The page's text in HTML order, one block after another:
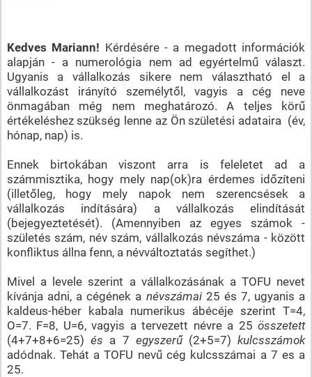
Kedves Mariann! Kérdésére - a megadott információk
alapján - a numerológia nem ad egyértelmű választ.
Ugyanis a vállalkozás sikere nem választható el a
vállalkozást irányító személytől, vagyis a cég neve
önmagában még nem meghatározó. A teljes körű
értékeléshez szükség lenne az Ön születési adataira (év,
hónap, nap) is.
Ennek birtokában viszont arra is feleletet ad a
számmisztika, hogy mely nap(ok)ra érdemes időzíteni
(illetőleg, hogy mely napok nem szerencsések a
vállalkozás indítására) a vállalkozás elindítását
(bejegyeztetését). (Amennyiben az egyes számok -
születés szám, név szám, vállalkozás névszáma - között
konfliktus állna fenn, a névváltoztatás segíthet.)
Mivel a levele szerint a vállalkozásának a TOFU nevet
kívánja adni, a cégének a névszámai25 és 7, ugyanis a
kaldeus-héber kabala numerikus ábécéje szerint T=4,
O=7. F=8, U=6, vagyis a tervezett névre a 25összetett
(4+7+8+6=25) és a 7 egyszerű(2+5=7)kulcsszámok
adódnak. Tehát a TOFU nevű cég kulcsszámai a 7 es a
25.